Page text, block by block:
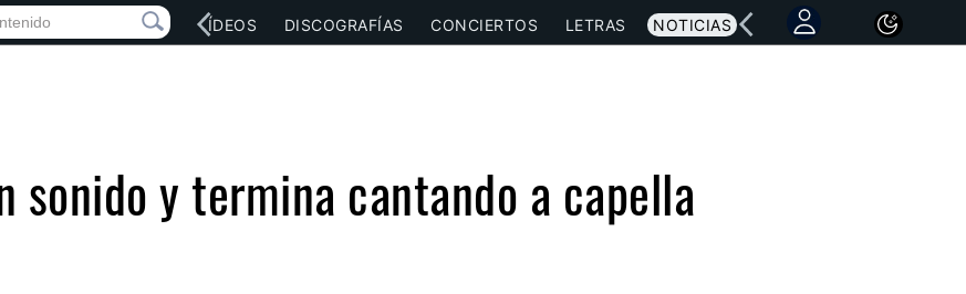
SOCIAL MÚSICA VÍDEOS DISCOGRAFÍAS CONCIERTOS LETRAS NOTICIAS
sonido y termina cantando a capella